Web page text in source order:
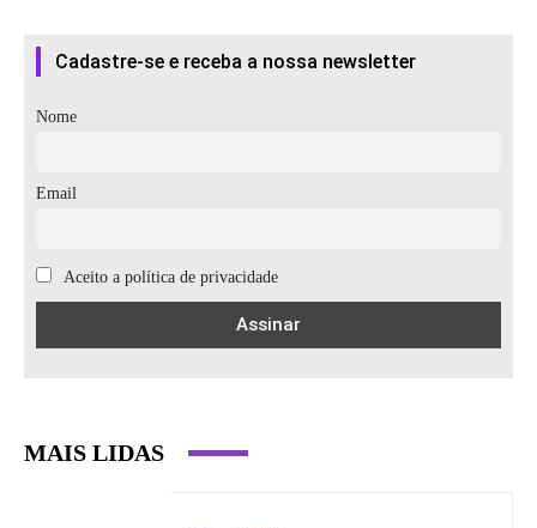
Cadastre-se e receba a nossa newsletter
Nome
Email
Aceito a política de privacidade
MAIS LIDAS